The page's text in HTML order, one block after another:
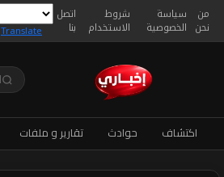
من
نحن
سياسة
الخصوصية
شروط
الاستخدام
اتصل
بنا Translate
اكتشاف حوادث تقارير و ملفات